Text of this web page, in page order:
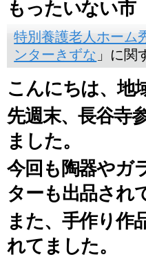
もったいない市
特別養護老人ホーム
ンターきずな 」に関
こんにちは、地
先週末、長谷寺
ました。
今回も陶器やガ
ターも出品され
また、手作り作
れてました。